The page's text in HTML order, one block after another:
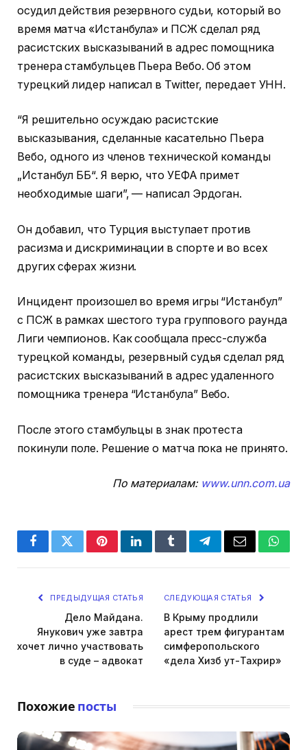
осудил действия резервного судьи, который во
время матча «Истанбула» и ПСЖ сделал ряд
расистских высказываний в адрес помощника
тренера стамбульцев Пьера Вебо. Об этом
турецкий лидер написал в Twitter, передает УНН.
“Я решительно осуждаю расистские
высказывания, сделанные касательно Пьера
Вебо, одного из членов технической команды
„Истанбул ББ“. Я верю, что УЕФА примет
необходимые шаги”, — написал Эрдоган.
Он добавил, что Турция выступает против
расизма и дискриминации в спорте и во всех
других сферах жизни.
Инцидент произошел во время игры “Истанбул”
с ПСЖ в рамках шестого тура группового раунда
Лиги чемпионов. Как сообщала пресс-служба
турецкой команды, резервный судья сделал ряд
расистских высказываний в адрес удаленного
помощника тренера “Истанбула” Вебо.
После этого стамбульцы в знак протеста
покинули поле. Решение о матча пока не принято.
По материалам: www.unn.com.ua
FacebookTwitterPinterestLinkedInTumblrTelegramEmail
ПРЕДЫДУЩАЯ СТАТЬЯ
Дело Майдана.
Янукович уже завтра
хочет лично участвовать
в суде – адвокат
СЛЕДУЮЩАЯ СТАТЬЯ
В Крыму продлили
арест трем фигурантам
симферопольского
«дела Хизб ут-Тахрир»
Похожие посты